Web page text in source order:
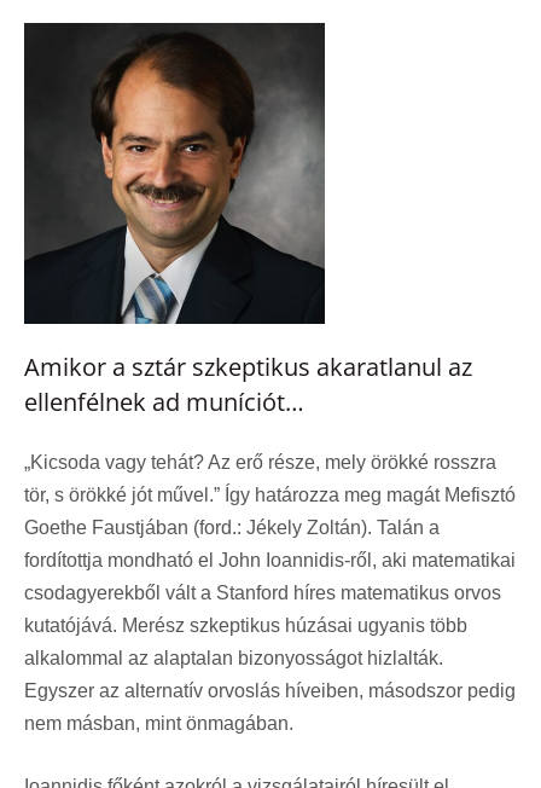
Amikor a sztár szkeptikus akaratlanul az
ellenfélnek ad muníciót…
„Kicsoda vagy tehát? Az erő része, mely örökké rosszra
tör, s örökké jót művel.” Így határozza meg magát Mefisztó
Goethe Faustjában (ford.: Jékely Zoltán). Talán a
fordítottja mondható el John Ioannidis-ről, aki matematikai
csodagyerekből vált a Stanford híres matematikus orvos
kutatójává. Merész szkeptikus húzásai ugyanis több
alkalommal az alaptalan bizonyosságot hizlalták.
Egyszer az alternatív orvoslás híveiben, másodszor pedig
nem másban, mint önmagában.